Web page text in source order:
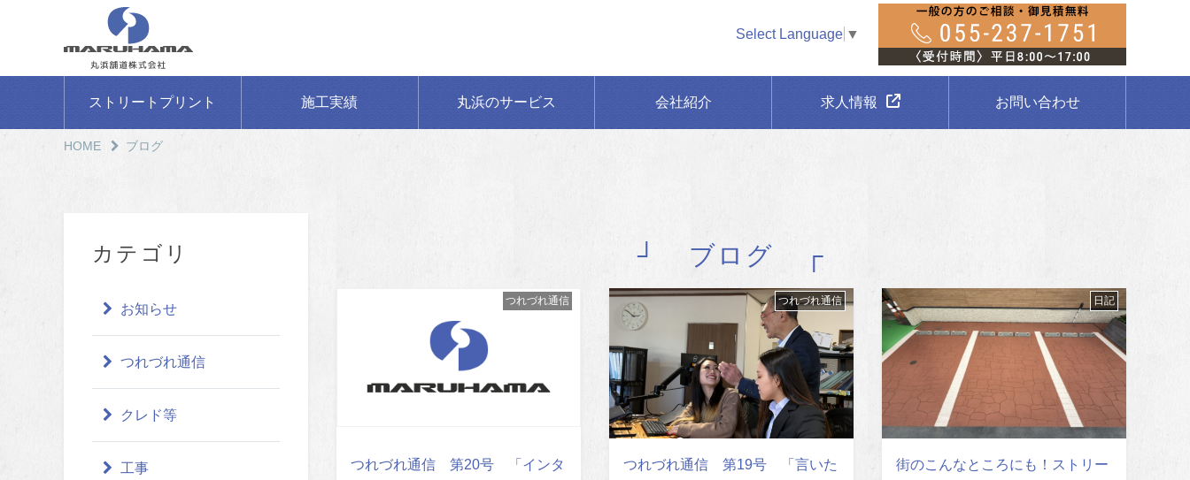
Select Language ▼
ストリートプリント 施工実績 丸浜のサービス 会社紹介 求人情報 お問い合わせ
HOME ブログ
ブログ
つれづれ通信 第20号 「インタ
つれづれ通信
つれづれ通信 第19号 「言いた
つれづれ通信
街のこんなところにも！ストリー
日記
カテゴリ
お知らせ
つれづれ通信
クレド等
工事